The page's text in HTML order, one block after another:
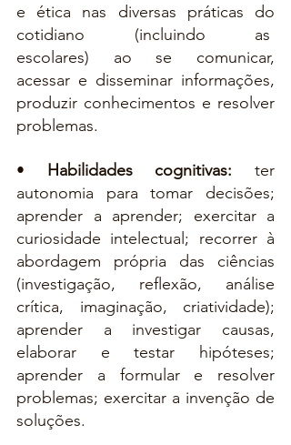
e ética nas diversas práticas do
cotidiano  (incluindo  as
escolares)  ao  se  comunicar,
acessar e disseminar informações,
produzir conhecimentos e resolver
problemas.
• Habilidades cognitivas: ter
autonomia para tomar decisões;
aprender a aprender; exercitar a
curiosidade intelectual; recorrer à
abordagem própria das ciências
(investigação, reflexão, análise
crítica, imaginação, criatividade);
aprender a investigar causas,
elaborar e testar hipóteses;
aprender a formular e resolver
problemas; exercitar a invenção de
soluções.